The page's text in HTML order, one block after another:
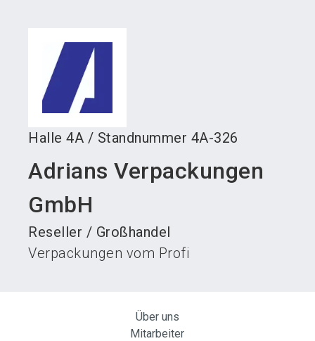
Halle 4A / Standnummer 4A-326
Adrians Verpackungen
GmbH
Reseller / Großhandel
Verpackungen vom Profi
Über uns
Mitarbeiter